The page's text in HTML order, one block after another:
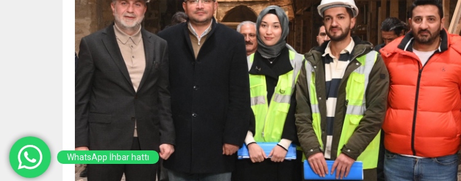
WhatsApp İhbar hattı